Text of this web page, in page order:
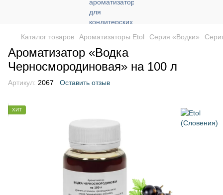
Каталог товаров Ароматизаторы Etol Серия «Водки»
Ароматизатор «Водка
Черносмородиновая» на 100 л
Артикул: 2067 Оставить отзыв
ХИТ